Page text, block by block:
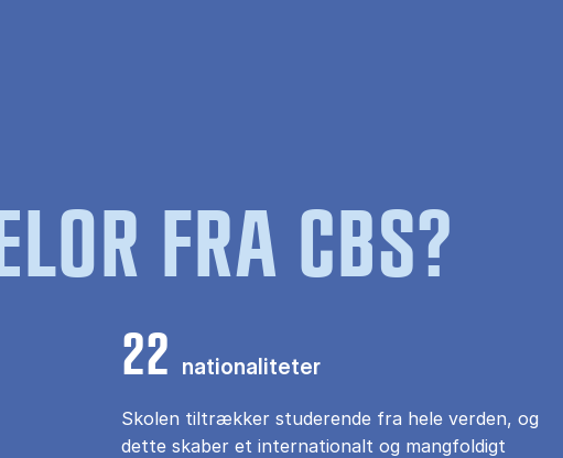
FRA CBS?
22 nationaliteter
Skolen tiltrækker studerende fra hele verden, og
dette skaber et internationalt og mangfoldigt